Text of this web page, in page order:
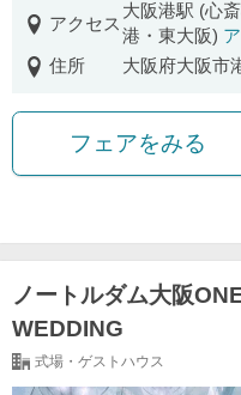
アクセス
大阪港駅 (心
港・東大阪)
住所
大阪府大阪市
フェアをみる
ノートルダム大阪
WEDDING
式場・ゲストハウス